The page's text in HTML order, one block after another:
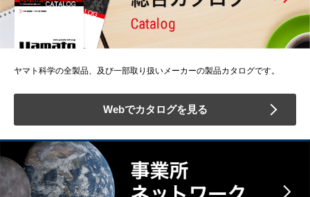
ヤマト科学の全製品、及び一部取り扱いメーカーの製品カタログです。
Webでカタログを見る